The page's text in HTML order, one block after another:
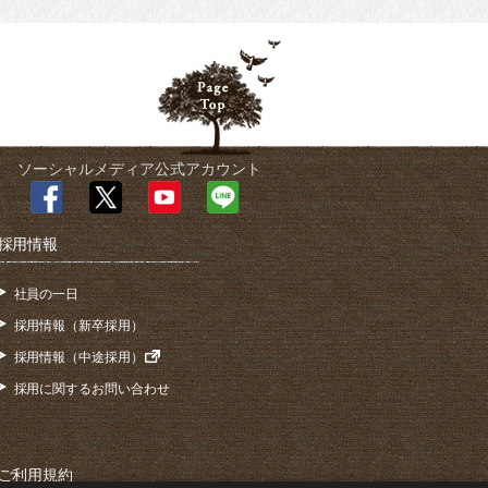
ソーシャルメディア公式アカウント
用情報
社員の一日
採用情報（新卒採用）
採用情報（中途採用）
採用に関するお問い合わせ
利用規約